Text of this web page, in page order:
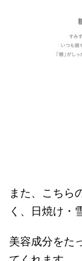
また、こちら
く、日焼け・
美容成分をた